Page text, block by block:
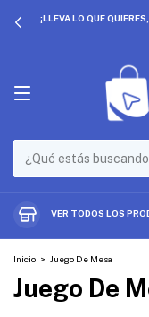
PRECIOS QUE NO SE
VER TODOS LOS
Inicio > Juego De Mesa
Juego De